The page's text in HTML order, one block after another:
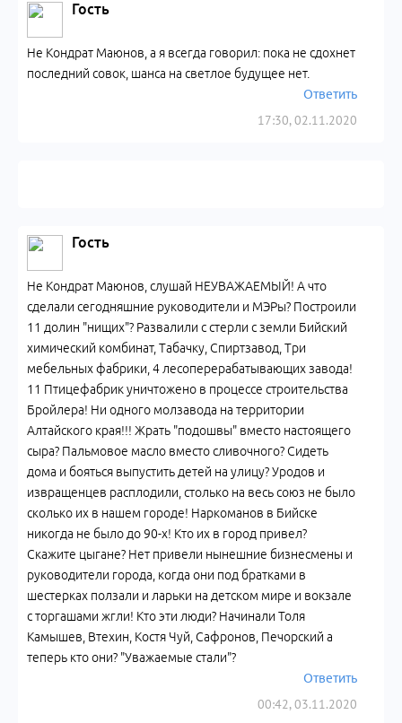
Гость
17:30, 02.11.2020
Не Кондрат Маюнов, а я всегда говорил: пока не сдохнет
последний совок, шанса на светлое будущее нет.
Ответить
Гость
00:42, 03.11.2020
Не Кондрат Маюнов, слушай НЕУВАЖАЕМЫЙ! А что
сделали сегодняшние руководители и МЭРы? Построили
11 долин "нищих"? Развалили с стерли с земли Бийский
химический комбинат, Табачку, Спиртзавод, Три
мебельных фабрики, 4 лесоперерабатывающих завода!
11 Птицефабрик уничтожено в процессе строительства
Бройлера! Ни одного молзавода на территории
Алтайского края!!! Жрать "подошвы" вместо настоящего
сыра? Пальмовое масло вместо сливочного? Сидеть
дома и бояться выпустить детей на улицу? Уродов и
извращенцев расплодили, столько на весь союз не было
сколько их в нашем городе! Наркоманов в Бийске
никогда не было до 90-х! Кто их в город привел?
Скажите цыгане? Нет привели нынешние бизнесмены и
руководители города, когда они под братками в
шестерках ползали и ларьки на детском мире и вокзале
с торгашами жгли! Кто эти люди? Начинали Толя
Камышев, Втехин, Костя Чуй, Сафронов, Печорский а
теперь кто они? "Уважаемые стали"?
Ответить